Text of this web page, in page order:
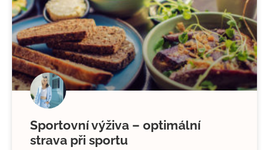
Sportovní výživa – optimální
strava při sportu